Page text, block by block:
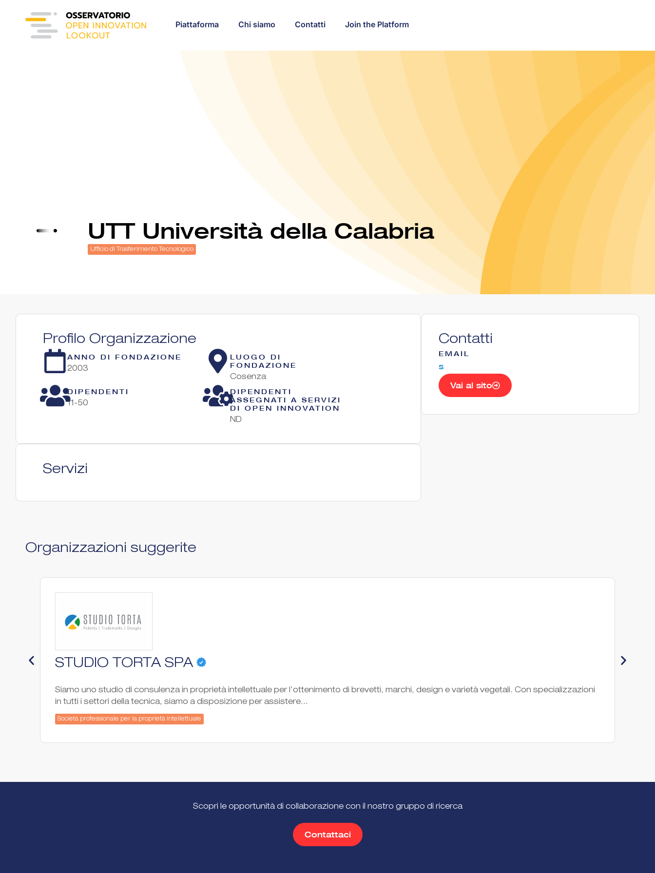
Piattaforma Chi siamo Contatti Join the Platform
UTT Università della Calabria
Ufficio di Trasferimento Tecnologico
Profilo Organizzazione
ANNO DI FONDAZIONE
2003
LUOGO DI
FONDAZIONE
Cosenza
DIPENDENTI
11-50
DIPENDENTI
ASSEGNATI A SERVIZI
DI OPEN INNOVATION
ND
Servizi
Contatti
EMAIL
s
Vai al sito
Organizzazioni suggerite
STUDIO TORTA SPA
Siamo uno studio di consulenza in proprietà intellettuale per l’ottenimento di brevetti, marchi, design e varietà vegetali. Con specializzazioni
in tutti i settori della tecnica, siamo a disposizione per assistere...
Società professionale per la proprietà intellettuale
Scopri le opportunità di collaborazione con il nostro gruppo di ricerca
Contattaci